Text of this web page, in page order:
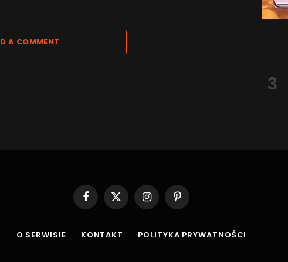
A COMMENT
Facebook
X
(Twitter)
InstagramPinterest
O SERWISIE KONTAKT POLITYKA PRYWATNOŚCI